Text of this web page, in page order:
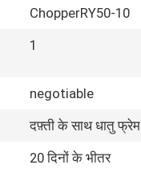
ChopperRY50-10
1
negotiable
दफ़्ती के साथ धातु फ्रेम
20 दिनों के भीतर